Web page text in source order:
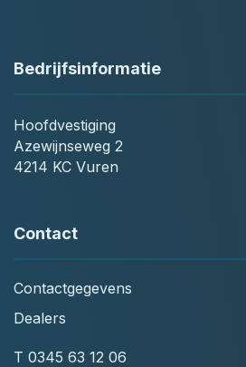
Bedrijfsinformatie
Hoofdvestiging
Azewijnseweg 2
4214 KC Vuren
Contact
Contactgegevens
Dealers
T 0345 63 12 06